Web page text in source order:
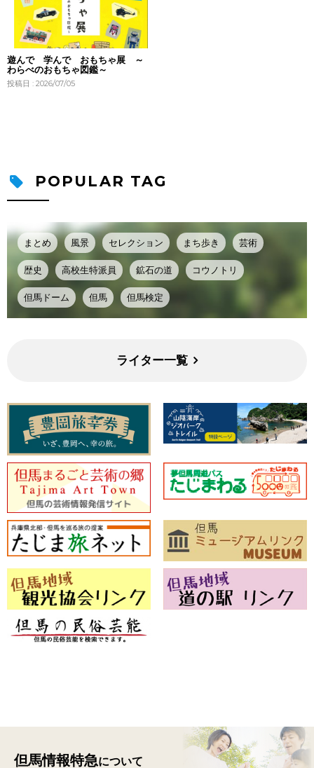
遊んで 学んで おもちゃ展 ～
わらべのおもちゃ図鑑～
投稿日 : 2026/07/05
POPULAR TAG
まとめ 風景 セレクション まち歩き 芸術
歴史 高校生特派員 鉱石の道 コウノトリ
但馬ドーム 但馬 但馬検定
ライター一覧
但馬情報特急について